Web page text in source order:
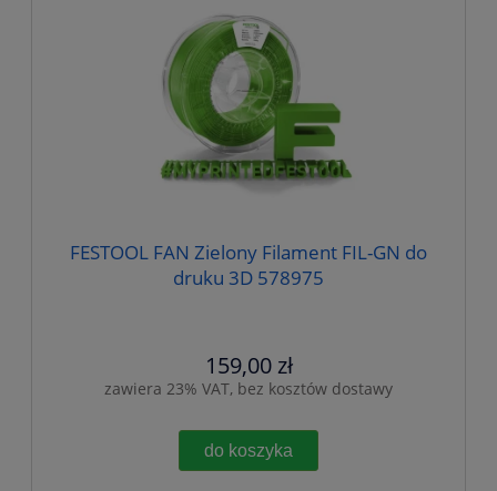
FESTOOL FAN Zielony Filament FIL-GN do
druku 3D 578975
159,00 zł
zawiera 23% VAT, bez kosztów dostawy
do koszyka